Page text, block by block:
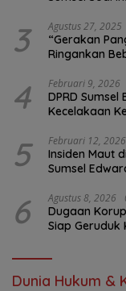
3 Agustus 27, 2025
“Gerakan
Ringankan
4 Februari 9, 2026
DPRD
Kecelakaan
5 Februari 12, 2026
Insiden Maut
Sumsel
6 Agustus 8, 2026
Dugaan
Siap Geruduk
Dunia Hukum &